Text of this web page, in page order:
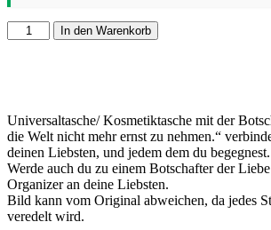
In den Warenkorb
Universaltasche/ Kosmetiktasche mit der
die Welt nicht mehr ernst zu nehmen.“
deinen Liebsten, und jedem dem du begegnest.
Werde auch du zu einem Botschafter der
Organizer an deine Liebsten.
Bild kann vom Original abweichen, da jedes
veredelt wird.